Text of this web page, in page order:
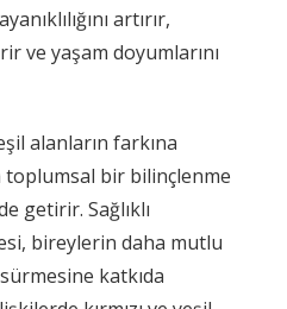
artırır,
ve yaşam doyumlarını
alanların farkına
toplumsal bir bilinçlenme
getirir. Sağlıklı
bireylerin daha mutlu
katkıda